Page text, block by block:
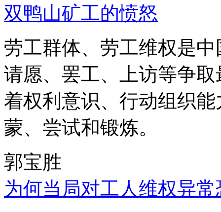
双鸭山矿工的愤怒
劳工群体、劳工维权是
请愿、罢工、上访等争
着权利意识、行动组织
蒙、尝试和锻炼。
郭宝胜
为何当局对工人维权异